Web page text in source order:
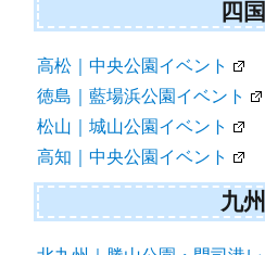
四国
高松｜中央公園イベント
徳島｜藍場浜公園イベント
松山｜城山公園イベント
高知｜中央公園イベント
九州